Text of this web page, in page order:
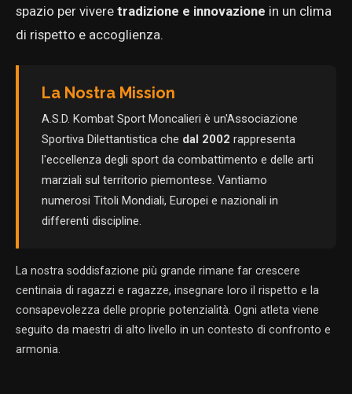
spazio per vivere tradizione e innovazione in un clima
di rispetto e accoglienza.
La Nostra Mission
A.S.D. Kombat Sport Moncalieri è un'Associazione
Sportiva Dilettantistica che dal 2002 rappresenta
l'eccellenza degli sport da combattimento e delle arti
marziali sul territorio piemontese. Vantiamo
numerosi Titoli Mondiali, Europei e nazionali in
differenti discipline.
La nostra soddisfazione più grande rimane far crescere
centinaia di ragazzi e ragazze, insegnare loro il rispetto e la
consapevolezza delle proprie potenzialità. Ogni atleta viene
seguito da maestri di alto livello in un contesto di confronto e
armonia.